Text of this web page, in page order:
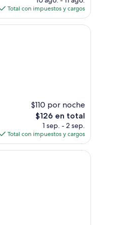
actual
es
de
Total con impuestos y cargos
$110 por noche
El
precio
actual
es
de
$126 en total
1 sep. - 2 sep.
Total con impuestos y cargos